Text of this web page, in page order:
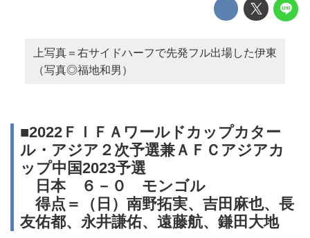
上写真＝右サイドハーフで先発フル出場した伊東
（写真◎福地和男）
■2022ＦＩＦＡワールドカップカター
ル・アジア２次予選兼ＡＦＣアジアカ
ップ中国2023予選
日本 ６－０ モンゴル
得点＝（日）南野拓実、吉田麻也、長
友佑都、永井謙佑、遠藤航、鎌田大地